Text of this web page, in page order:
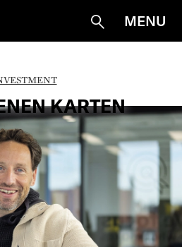
Suche
MENU
KARTEN